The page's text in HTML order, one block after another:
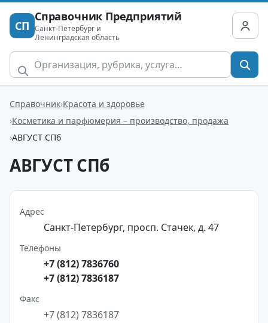
СП
Справочник Предприятий
Санкт-Петербург и
Ленинградская область
Справочник Красота и здоровье
Косметика и парфюмерия – производство, продажа
АВГУСТ СПб
АВГУСТ СПб
Адрес
Санкт-Петербург, просп. Стачек, д. 47
Телефоны
+7 (812) 7836760
+7 (812) 7836187
Факс
+7 (812) 7836187